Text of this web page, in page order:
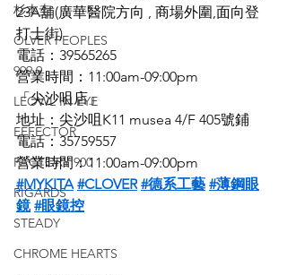
杉本圭
OLVER PEOPLES
999.9
LEOWL IN EYE
EFFECTOR
FACTORY 900
RIGARDS
STEADY
CHROME HEARTS
23A舖(廣華醫院方向 , 商場外圍,面向登
打士街)
電話：39565265
營業時間：11:00am-09:00pm
「尖沙咀店」
地址：尖沙咀K11 musea 4/F 405號鋪
電話：35759557
營業時間：11:00am-09:00pm
#MYKITA #CLOVER #德系工藝 #薄鋼眼
鏡 #眼鏡控